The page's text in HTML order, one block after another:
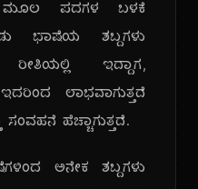
ಮೂಲ ಪದಗಳ ಬಳಕೆ
ಭಾಷೆಯ ಶಬ್ದಗಳು
ಇದ್ದಾಗ,
ಲಾಭವಾಗುತ್ತದೆ
ಹೆಚ್ಚಾಗುತ್ತದೆ.
ಅನೇಕ ಶಬ್ದಗಳು